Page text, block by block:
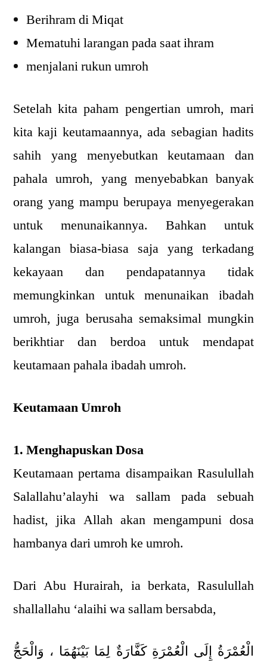
Berihram di Miqat
Mematuhi larangan pada saat ihram
menjalani rukun umroh
Setelah kita paham pengertian umroh, mari
kita kaji keutamaannya, ada sebagian hadits
sahih yang menyebutkan keutamaan dan
pahala umroh, yang menyebabkan banyak
orang yang mampu berupaya menyegerakan
untuk menunaikannya. Bahkan untuk
kalangan biasa-biasa saja yang terkadang
kekayaan dan pendapatannya tidak
memungkinkan untuk menunaikan ibadah
umroh, juga berusaha semaksimal mungkin
berikhtiar dan berdoa untuk mendapat
keutamaan pahala ibadah umroh.
Keutamaan Umroh
1. Menghapuskan Dosa
Keutamaan pertama disampaikan Rasulullah
Salallahu’alayhi wa sallam pada sebuah
hadist, jika Allah akan mengampuni dosa
hambanya dari umroh ke umroh.
Dari Abu Hurairah, ia berkata, Rasulullah
shallallahu ‘alaihi wa sallam bersabda,
الْعُمْرَةُ إِلَى الْعُمْرَةِ كَفَّارَةٌ لِمَا بَيْنَهُمَا ، وَالْحَجُّ